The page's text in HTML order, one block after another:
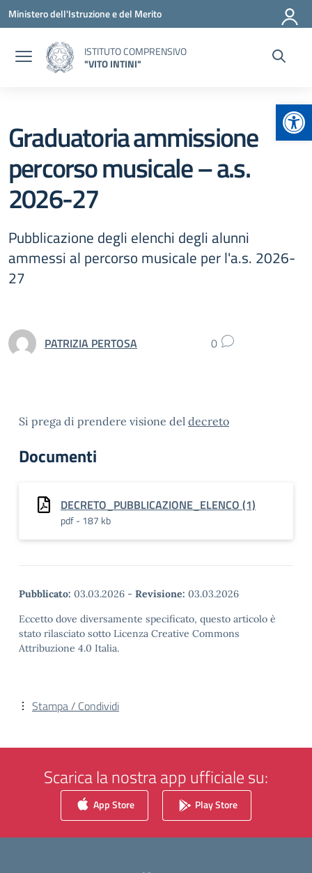
Vai ai contenuti
Vai al menu di navigazione
Vai al footer
Ministero dell'Istruzione e del Merito
ISTITUTO COMPRENSIVO
"VITO INTINI"
Graduatoria ammissione
percorso musicale – a.s.
2026-27
Pubblicazione degli elenchi degli alunni
ammessi al percorso musicale per l'a.s. 2026-
27
PATRIZIA PERTOSA 0
Si prega di prendere visione del decreto
Documenti
DECRETO_PUBBLICAZIONE_ELENCO (1)
pdf - 187 kb
Pubblicato: 03.03.2026 - Revisione: 03.03.2026
Eccetto dove diversamente specificato, questo articolo è
stato rilasciato sotto Licenza Creative Commons
Attribuzione 4.0 Italia.
Stampa / Condividi
Scarica la nostra app ufficiale su:
App Store Play Store